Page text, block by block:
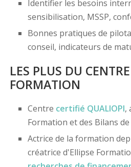
Identifier les besoins
sensibilisation, MSSP,
Bonnes pratiques de
conseil, indicateurs de
LES PLUS DU
FORMATION
Centre certifié QUALIOPI,
Formation et des Bilans
Actrice de la formation
créatrice d'Ellipse